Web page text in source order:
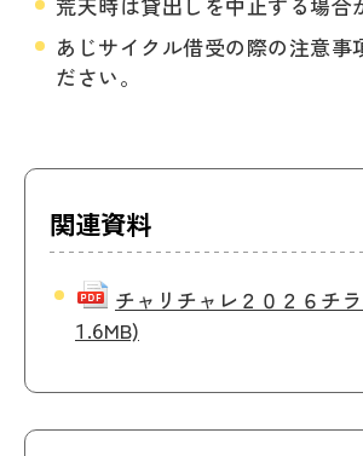
あじサイクル借受の際の注意事
ださい。
関連資料
チャリチャレ２０２６チ
1.6MB)